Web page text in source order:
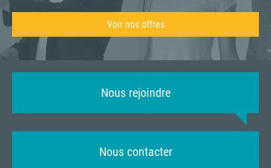
Voir nos offres
Nous rejoindre
Nous contacter